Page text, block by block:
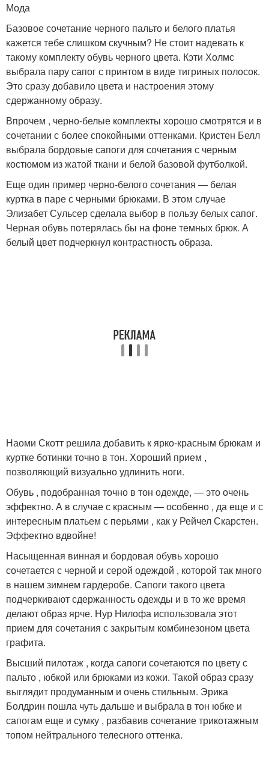
Мода
Базовое сочетание черного пальто и белого платья
кажется тебе слишком скучным? Не стоит надевать к
такому комплекту обувь черного цвета. Кэти Холмс
выбрала пару сапог с принтом в виде тигриных полосок.
Это сразу добавило цвета и настроения этому
сдержанному образу.
Впрочем , черно-белые комплекты хорошо смотрятся и в
сочетании с более спокойными оттенками. Кристен Белл
выбрала бордовые сапоги для сочетания с черным
костюмом из жатой ткани и белой базовой футболкой.
Еще один пример черно-белого сочетания — белая
куртка в паре с черными брюками. В этом случае
Элизабет Сульсер сделала выбор в пользу белых сапог.
Черная обувь потерялась бы на фоне темных брюк. А
белый цвет подчеркнул контрастность образа.
Наоми Скотт решила добавить к ярко-красным брюкам и
куртке ботинки точно в тон. Хороший прием ,
позволяющий визуально удлинить ноги.
Обувь , подобранная точно в тон одежде, — это очень
эффектно. А в случае с красным — особенно , да еще и с
интересным платьем с перьями , как у Рейчел Скарстен.
Эффектно вдвойне!
Насыщенная винная и бордовая обувь хорошо
сочетается с черной и серой одеждой , которой так много
в нашем зимнем гардеробе. Сапоги такого цвета
подчеркивают сдержанность одежды и в то же время
делают образ ярче. Нур Нилофа использовала этот
прием для сочетания с закрытым комбинезоном цвета
графита.
Высший пилотаж , когда сапоги сочетаются по цвету с
пальто , юбкой или брюками из кожи. Такой образ сразу
выглядит продуманным и очень стильным. Эрика
Болдрин пошла чуть дальше и выбрала в тон юбке и
сапогам еще и сумку , разбавив сочетание трикотажным
топом нейтрального телесного оттенка.